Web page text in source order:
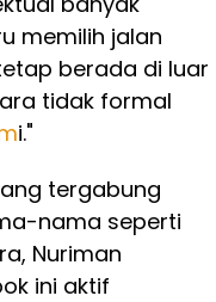
memilih jalan
berada di luar
tidak formal
i."
tergabung
nama seperti
Nuriman
ini aktif